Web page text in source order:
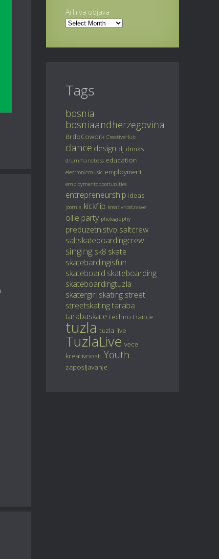
Arhiva objava
Tags
bosnia
bosniaandherzegovina
BrdoCowork CreativeHub
dance design dj drinks
drummandbass education
electronicmusic employment
employmentopportunities
entrepreneurship ideas
joomla kickflip kreativnostzasve
ollie party photography
preduzetnistvo saltcrew
saltskateboardingcrew
singing sk8 skate
skatebardingisfun
skateboard skateboarding
skateboardingtuzla
skatergirl skating street
streetskating taraba
tarabaskate techno trance
tuzla tuzla live
TuzlaLive vece
kreativnosti Youth
zaposljavanje